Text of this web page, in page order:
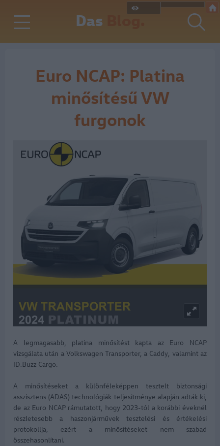
Das Blog.
Euro NCAP: Platina
minősítésű VW
furgonok
A legmagasabb, platina minősítést kapta az Euro NCAP
vizsgálata után a Volkswagen Transporter, a Caddy, valamint az
ID.Buzz Cargo.
A minősítéseket a különféleképpen tesztelt biztonsági
asszisztens (ADAS) technológiák teljesítménye alapján adták ki,
de az Euro NCAP rámutatott, hogy 2023-tól a korábbi éveknél
részletesebb a haszonjárművek tesztelési és értékelési
protokollja, ezért a minősítéseket nem szabad
összehasonlítani.